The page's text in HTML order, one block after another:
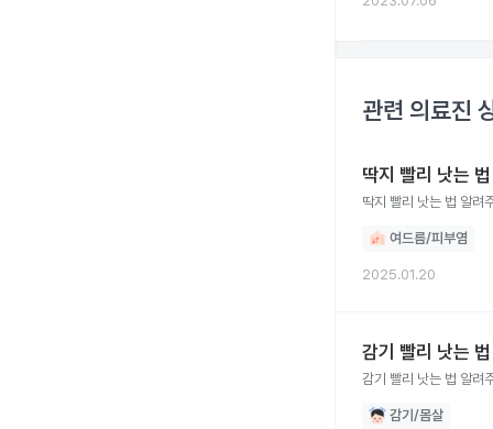
관련 의료진
딱지 빨리 낫는
딱지 빨리 낫는 법 알려
여드름/피부염
2025.01.20
감기 빨리 낫는
감기 빨리 낫는 법 알려
감기/몸살